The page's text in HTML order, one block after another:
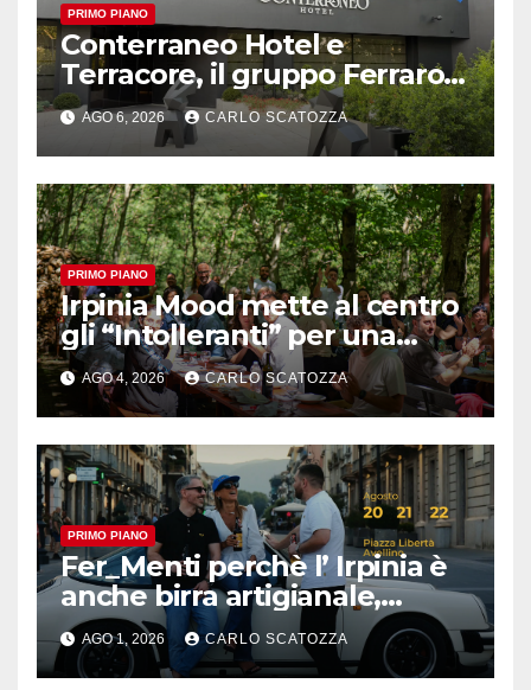
PRIMO PIANO
Conterraneo Hotel e
Terracore, il gruppo Ferraro
amplia l’ ospitalità e il gusto
alle porte di Caserta
AGO 6, 2026 CARLO SCATOZZA
PRIMO PIANO
Irpinia Mood mette al centro
gli “Intolleranti” per una
rivoluzione sostenibile del
cibo
AGO 4, 2026 CARLO SCATOZZA
PRIMO PIANO
Fer_Menti perchè l’ Irpinia è
anche birra artigianale,
appuntamento ad Avellino
AGO 1, 2026 CARLO SCATOZZA